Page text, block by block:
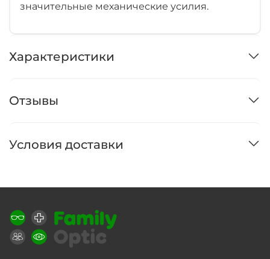
значительные механические усилия.
Характеристики
Отзывы
Условия доставки